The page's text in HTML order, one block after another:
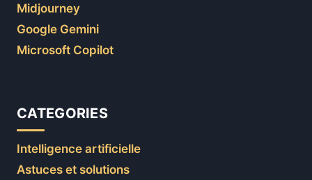
Midjourney
Google Gemini
Microsoft Copilot
CATEGORIES
Intelligence artificielle
Astuces et solutions